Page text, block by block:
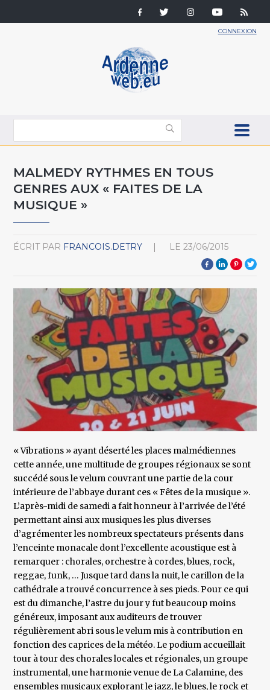
CONNEXION
MALMEDY RYTHMES EN TOUS
GENRES AUX « FAITES DE LA
MUSIQUE »
ÉCRIT PAR FRANCOIS.DETRY LE 23/06/2015
« Vibrations » ayant déserté les places malmédiennes
cette année, une multitude de groupes régionaux se sont
succédé sous le velum couvrant une partie de la cour
intérieure de l’abbaye durant ces « Fêtes de la musique ».
L’après-midi de samedi a fait honneur à l’arrivée de l’été
permettant ainsi aux musiques les plus diverses
d’agrémenter les nombreux spectateurs présents dans
l’enceinte monacale dont l’excellente acoustique est à
remarquer : chorales, orchestre à cordes, blues, rock,
reggae, funk, … Jusque tard dans la nuit, le carillon de la
cathédrale a trouvé concurrence à ses pieds. Pour ce qui
est du dimanche, l’astre du jour y fut beaucoup moins
généreux, imposant aux auditeurs de trouver
régulièrement abri sous le velum mis à contribution en
fonction des caprices de la météo. Le podium accueillait
tour à tour des chorales locales et régionales, un groupe
instrumental, une harmonie venue de La Calamine, des
ensembles musicaux explorant le jazz, le blues, le rock et